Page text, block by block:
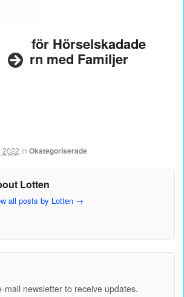
för Hörselskadade
Barn med Familjer
2022 in Okategoriserade
Lotten
all posts by Lotten →
mail newsletter to receive updates.